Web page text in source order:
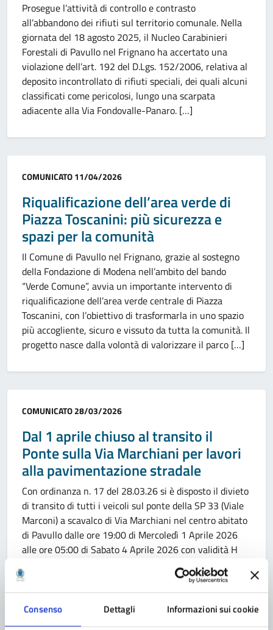
Consenso Dettagli Informazioni sui cookie
Prosegue l’attività di controllo e contrasto
all’abbandono dei rifiuti sul territorio comunale. Nella
giornata del 18 agosto 2025, il Nucleo Carabinieri
Forestali di Pavullo nel Frignano ha accertato una
violazione dell’art. 192 del D.Lgs. 152/2006, relativa al
deposito incontrollato di rifiuti speciali, dei quali alcuni
classificati come pericolosi, lungo una scarpata
adiacente alla Via Fondovalle-Panaro. […]
Categoria:
COMUNICATO11/04/2026
Riqualificazione dell’area verde di
Piazza Toscanini: più sicurezza e
spazi per la comunità
Il Comune di Pavullo nel Frignano, grazie al sostegno
della Fondazione di Modena nell’ambito del bando
“Verde Comune”, avvia un importante intervento di
riqualificazione dell’area verde centrale di Piazza
Toscanini, con l’obiettivo di trasformarla in uno spazio
più accogliente, sicuro e vissuto da tutta la comunità. Il
progetto nasce dalla volontà di valorizzare il parco […]
Categoria:
COMUNICATO28/03/2026
Dal 1 aprile chiuso al transito il
Ponte sulla Via Marchiani per lavori
alla pavimentazione stradale
Con ordinanza n. 17 del 28.03.26 si è disposto il divieto
di transito di tutti i veicoli sul ponte della SP 33 (Viale
Marconi) a scavalco di Via Marchiani nel centro abitato
di Pavullo dalle ore 19:00 di Mercoledì 1 Aprile 2026
alle ore 05:00 di Sabato 4 Aprile 2026 con validità H